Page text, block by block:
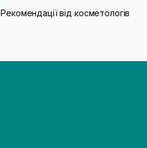
Рекомендації від косметологів